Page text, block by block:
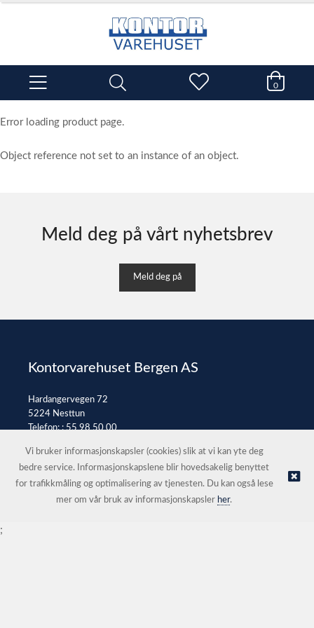
0
Error loading product page.
Object reference not set to an instance of an object.
Meld deg på vårt nyhetsbrev
Meld deg på
Kontorvarehuset Bergen AS
Hardangervegen 72
5224 Nesttun
Telefon: :55 98 50 00
© Kontorvarehuset Bergen AS |Nettbutikk levert av Kréatif
Vi bruker informasjonskapsler (cookies) slik at vi kan yte deg
bedre service. Informasjonskapslene blir hovedsakelig benyttet
for trafikkmåling og optimalisering av tjenesten. Du kan også lese
mer om vår bruk av informasjonskapsler her.
;